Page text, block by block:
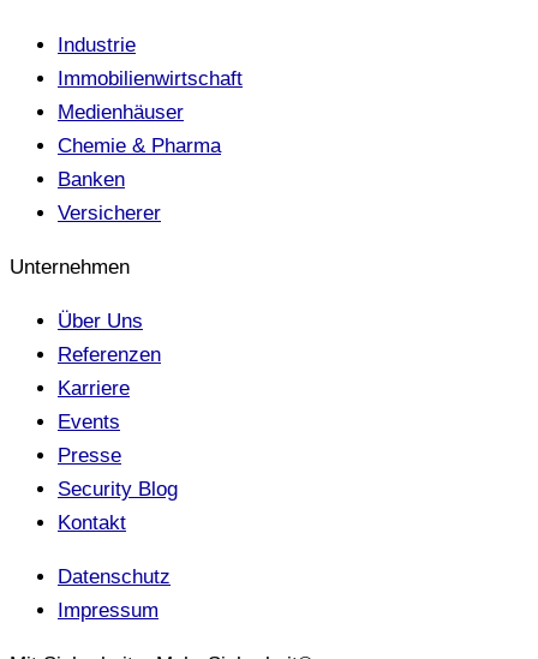
Industrie
Immobilienwirtschaft
Medienhäuser
Chemie & Pharma
Banken
Versicherer
Unternehmen
Über Uns
Referenzen
Karriere
Events
Presse
Security Blog
Kontakt
Datenschutz
Impressum